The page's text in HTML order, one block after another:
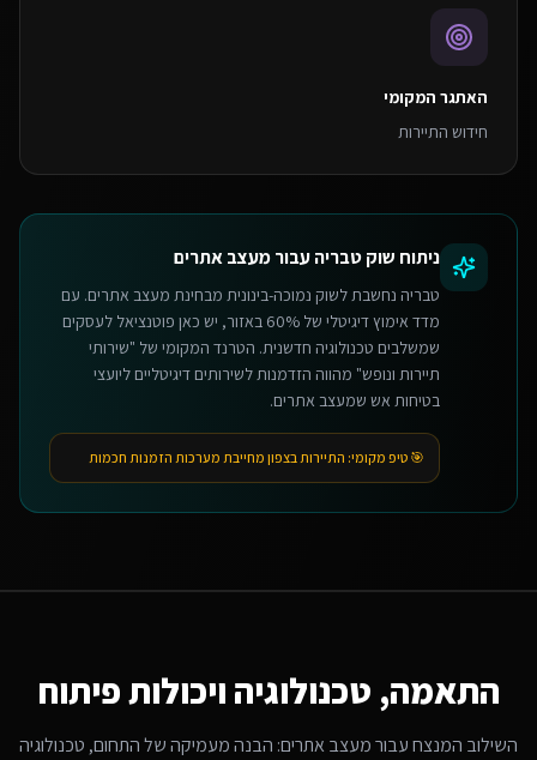
האתגר המקומי
חידוש התיירות
ניתוח שוקטבריהעבורמעצב אתרים
טבריה נחשבת לשוק נמוכה-בינונית מבחינת מעצב אתרים. עם
מדד אימוץ דיגיטלי של 60% באזור, יש כאן פוטנציאל לעסקים
שמשלבים טכנולוגיה חדשנית. הטרנד המקומי של "שירותי
תיירות ונופש" מהווה הזדמנות לשירותים דיגיטליים ליועצי
בטיחות אש שמעצב אתרים.
🎯 טיפ מקומי: התיירות בצפון מחייבת מערכות הזמנות חכמות
התאמה, טכנולוגיה ויכולות פיתוח
השילוב המנצח עבורמעצב אתרים: הבנה מעמיקה של התחום, טכנולוגיה